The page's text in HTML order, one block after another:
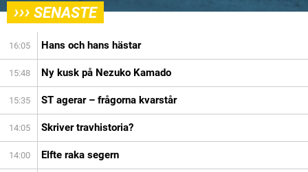
››› SENASTE
16:05 Hans och hans hästar
15:48 Ny kusk på Nezuko Kamado
15:35 ST agerar – frågorna kvarstår
14:05 Skriver travhistoria?
14:00 Elfte raka segern